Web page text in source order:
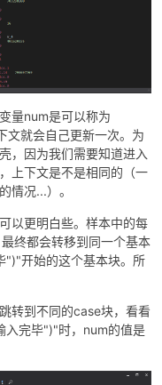
量num是可以称为
文就会自己更新一次。为
，因为我们需要知道进入
上下文是不是相同的（一
情况...）。
以更明白些。样本中的每
终都会转移到同一个基本
")"开始的这个基本块。所
转到不同的case块，看看
入完毕")"时，num的值是